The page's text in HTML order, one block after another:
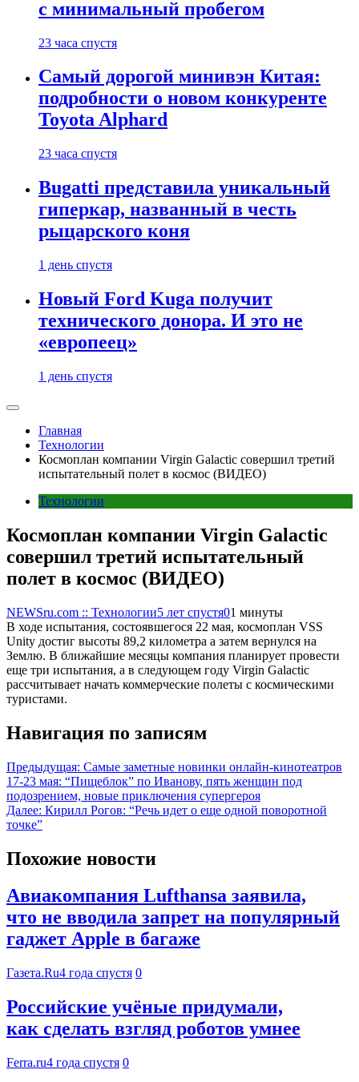
с минимальный пробегом
23 часа спустя
Самый дорогой минивэн Китая:
подробности о новом конкуренте
Toyota Alphard
23 часа спустя
Bugatti представила уникальный
гиперкар, названный в честь
рыцарского коня
1 день спустя
Новый Ford Kuga получит
технического донора. И это не
«европеец»
1 день спустя
Главная
Технологии
Космоплан компании Virgin Galactic совершил третий
испытательный полет в космос (ВИДЕО)
Технологии
Космоплан компании Virgin Galactic
совершил третий испытательный
полет в космос (ВИДЕО)
NEWSru.com :: Технологии5 лет спустя01 минуты
В ходе испытания, состоявшегося 22 мая, космоплан VSS
Unity достиг высоты 89,2 километра а затем вернулся на
Землю. В ближайшие месяцы компания планирует провести
еще три испытания, а в следующем году Virgin Galactic
рассчитывает начать коммерческие полеты с космическими
туристами.
Навигация по записям
Предыдущая: Самые заметные новинки онлайн-кинотеатров
17-23 мая: “Пищеблок” по Иванову, пять женщин под
подозрением, новые приключения супергероя
Далее: Кирилл Рогов: “Речь идет о еще одной поворотной
точке”
Похожие новости
Авиакомпания Lufthansa заявила,
что не вводила запрет на популярный
гаджет Apple в багаже
Газета.Ru4 года спустя 0
Российские учёные придумали,
как сделать взгляд роботов умнее
Ferra.ru4 года спустя 0